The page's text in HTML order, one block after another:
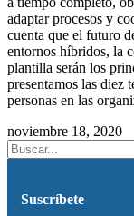
adaptar procesos y
cuenta que el futuro
entornos híbridos, la
plantilla serán los
presentamos las diez
personas en las
noviembre 18, 2020
Suscríbete